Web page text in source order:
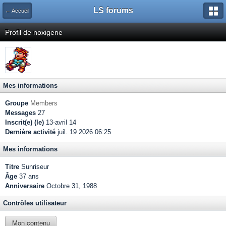
← Accueil LS forums
Profil de noxigene
Mes informations
Groupe Members
Messages 27
Inscrit(e) (le) 13-avril 14
Dernière activité juil. 19 2026 06:25
Mes informations
Titre Sunriseur
Âge 37 ans
Anniversaire Octobre 31, 1988
Contrôles utilisateur
Mon contenu